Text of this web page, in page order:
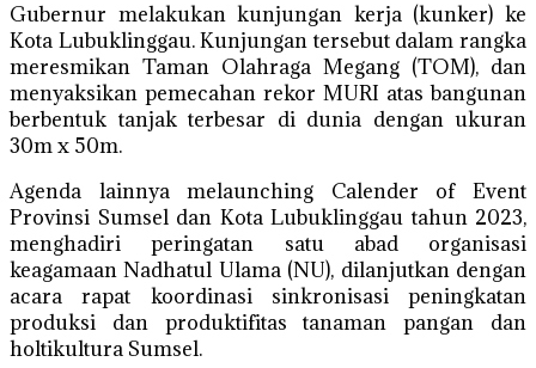
Gubernur melakukan kunjungan kerja (kunker) ke
Kota Lubuklinggau. Kunjungan tersebut dalam rangka
meresmikan Taman Olahraga Megang (TOM), dan
menyaksikan pemecahan rekor MURI atas bangunan
berbentuk tanjak terbesar di dunia dengan ukuran
30m x 50m.
Agenda lainnya melaunching Calender of Event
Provinsi Sumsel dan Kota Lubuklinggau tahun 2023,
menghadiri peringatan satu abad organisasi
keagamaan Nadhatul Ulama (NU), dilanjutkan dengan
acara rapat koordinasi sinkronisasi peningkatan
produksi dan produktifitas tanaman pangan dan
holtikultura Sumsel.